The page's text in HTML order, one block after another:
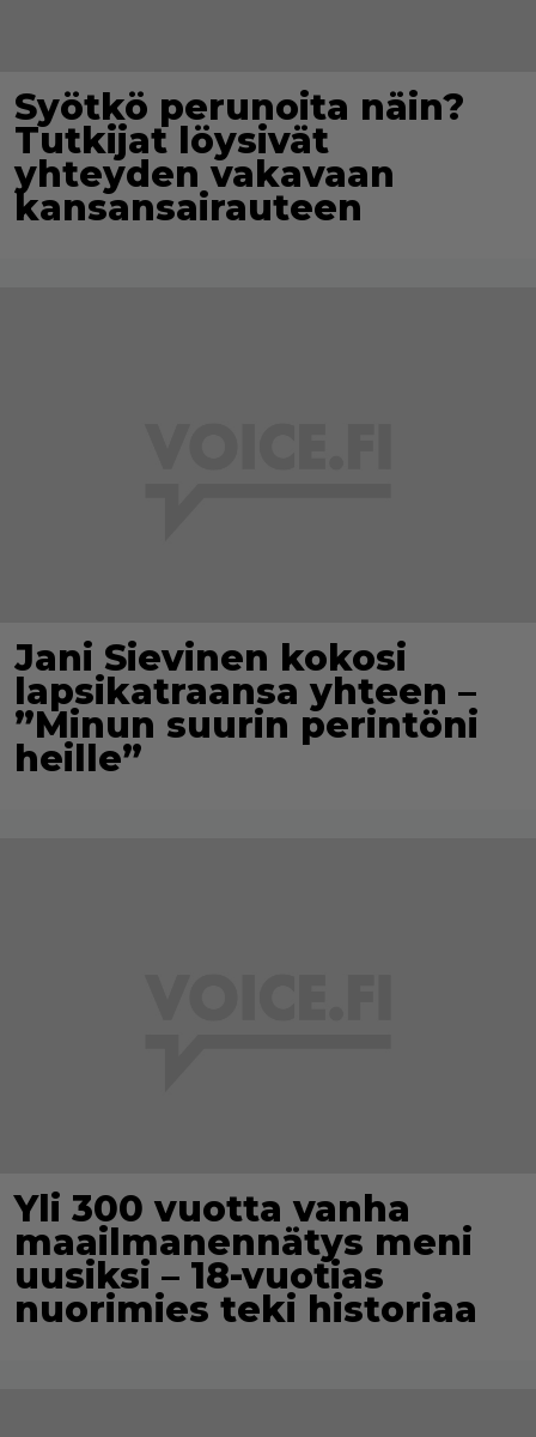
Syötkö perunoita näin?
Tutkijat löysivät
yhteyden vakavaan
kansansairauteen
Jani Sievinen kokosi
lapsikatraansa yhteen –
”Minun suurin perintöni
heille”
Yli 300 vuotta vanha
maailmanennätys meni
uusiksi – 18-vuotias
nuorimies teki historiaa